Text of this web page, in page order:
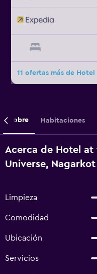
11 ofertas más de
Sobre Habitaciones
Acerca de Hotel at
Universe, Nagarkot
Limpieza
Comodidad
Ubicación
Servicios